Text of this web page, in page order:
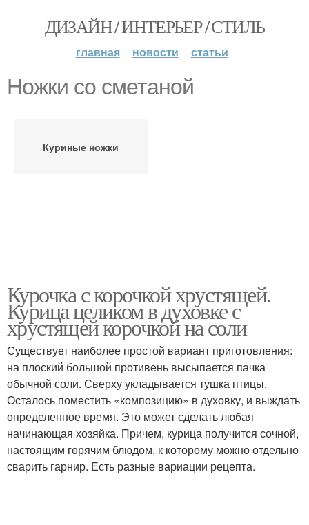
ДИЗАЙН / ИНТЕРЬЕР / СТИЛЬ
главная новости статьи
Ножки со сметаной
Куриные ножки
Курочка с корочкой хрустящей.
Курица целиком в духовке с
хрустящей корочкой на соли
Существует наиболее простой вариант приготовления:
на плоский большой противень высыпается пачка
обычной соли. Сверху укладывается тушка птицы.
Осталось поместить «композицию» в духовку, и выждать
определенное время. Это может сделать любая
начинающая хозяйка. Причем, курица получится сочной,
настоящим горячим блюдом, к которому можно отдельно
сварить гарнир. Есть разные вариации рецепта.